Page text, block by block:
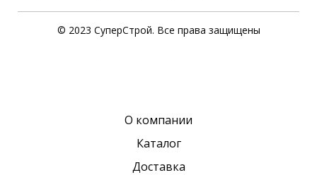
© 2023 СуперСтрой. Все права защищены
О компании
Каталог
Доставка